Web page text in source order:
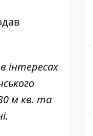
інтересах
м кв. та